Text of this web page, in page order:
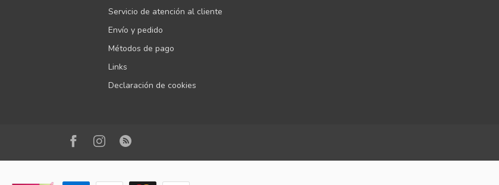
Servicio de atención al cliente
Envío y pedido
Métodos de pago
Links
Declaración de cookies